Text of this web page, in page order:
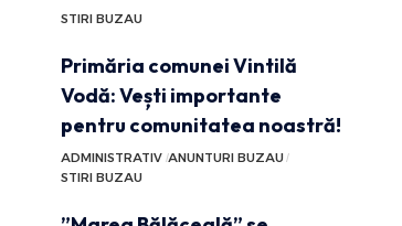
STIRI BUZAU
Primăria comunei Vintilă
Vodă: Vești importante
pentru comunitatea noastră!
ADMINISTRATIV ANUNTURI BUZAU
STIRI BUZAU